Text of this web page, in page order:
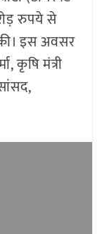
रुपये से
इस अवसर
कृषि मंत्री